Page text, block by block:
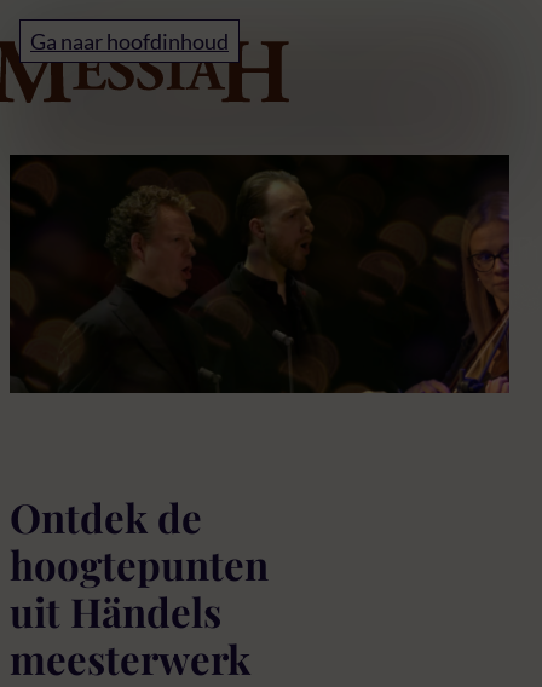
Ga naar hoofdinhoud Home
Fragmenten
Ontdek de
hoogtepunten
uit Händels
meesterwerk